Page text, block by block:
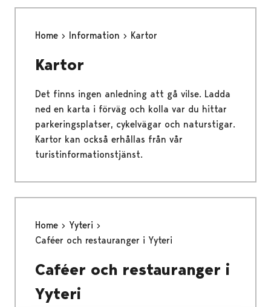
Home Information Kartor
Kartor
Det finns ingen anledning att gå vilse. Ladda
ned en karta i förväg och kolla var du hittar
parkeringsplatser, cykelvägar och naturstigar.
Kartor kan också erhållas från vår
turistinformationstjänst.
Home
Yyteri
Caféer och restauranger i Yyteri
Caféer och restauranger i
Yyteri